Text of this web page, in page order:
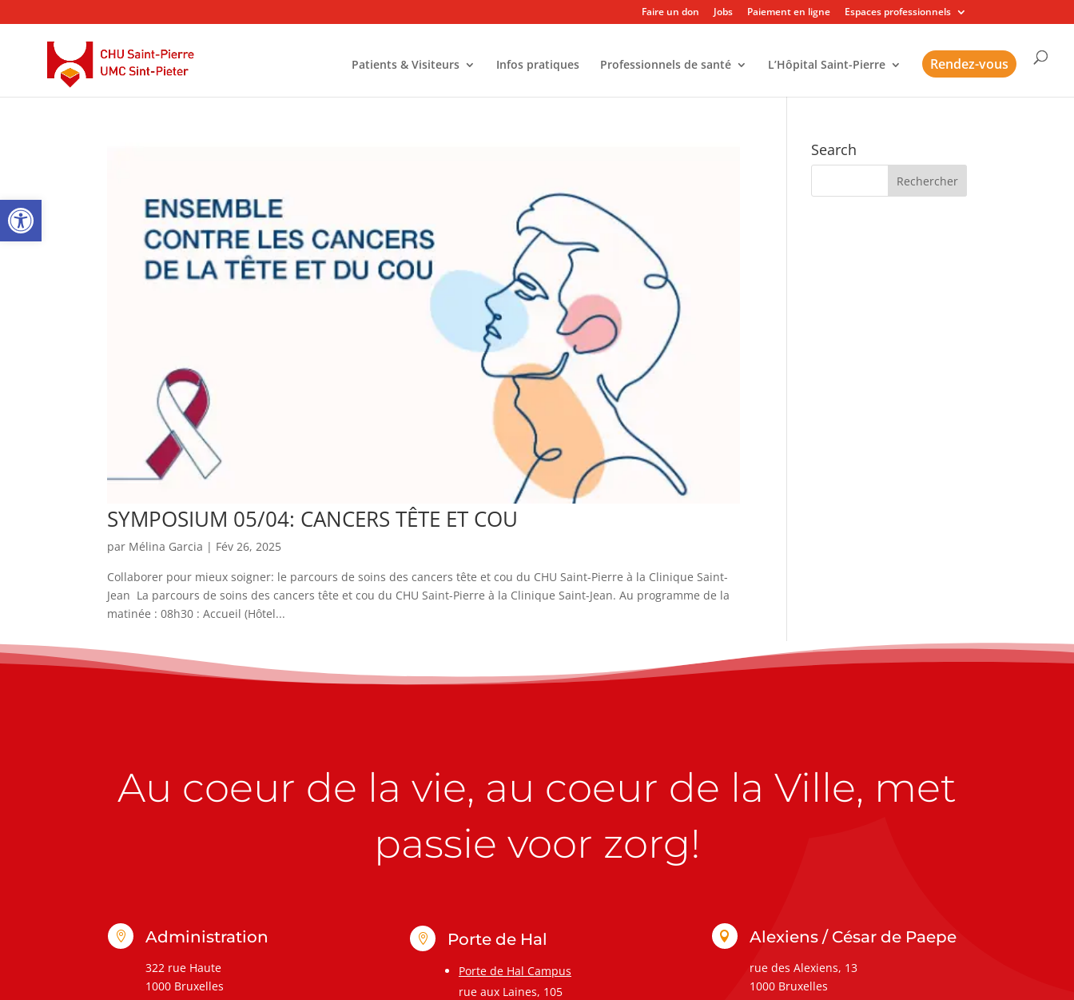
Ouvrir la barre d’outils
Faire un don Jobs Paiement en ligne Espaces professionnels
Patients & Visiteurs Infos pratiques Professionnels de santé L’Hôpital Saint-Pierre Rendez-vous
SYMPOSIUM 05/04: CANCERS TÊTE ET COU
par Mélina Garcia | Fév 26, 2025
Collaborer pour mieux soigner: le parcours de soins des cancers tête et cou du CHU Saint-Pierre à la Clinique Saint-
Jean La parcours de soins des cancers tête et cou du CHU Saint-Pierre à la Clinique Saint-Jean. Au programme de la
matinée : 08h30 : Accueil (Hôtel...
Search
Au coeur de la vie, au coeur de la Ville, met
passie voor zorg!
 Administration
322 rue Haute
1000 Bruxelles
 Porte de Hal
Porte de Hal Campus
rue aux Laines, 105
 Alexiens / César de Paepe
rue des Alexiens, 13
1000 Bruxelles